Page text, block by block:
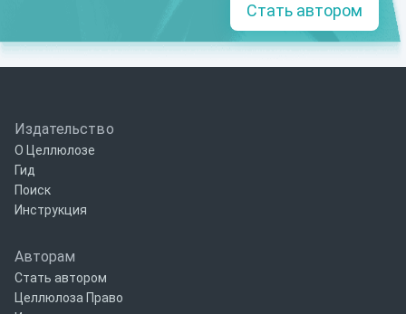
Стать автором
Издательство
О Целлюлозе
Гид
Поиск
Инструкция
Авторам
Стать автором
Целлюлоза Право